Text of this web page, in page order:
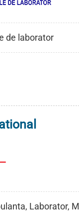
de laborator
Laborator,